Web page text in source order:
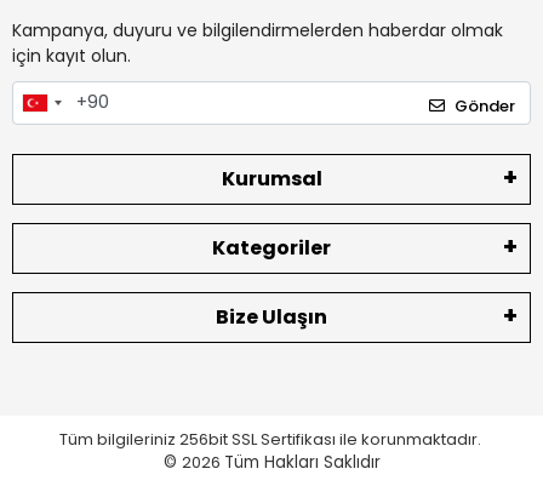
Kampanya, duyuru ve bilgilendirmelerden haberdar olmak
için kayıt olun.
Gönder
Kurumsal
Kategoriler
Bize Ulaşın
Tüm bilgileriniz 256bit SSL Sertifikası ile korunmaktadır.
© 2026 Tüm Hakları Saklıdır